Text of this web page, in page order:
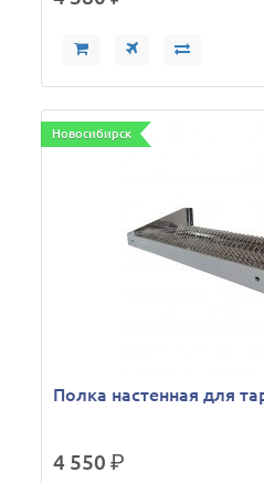
Новосибирск
Полка настенная для
4 550р.